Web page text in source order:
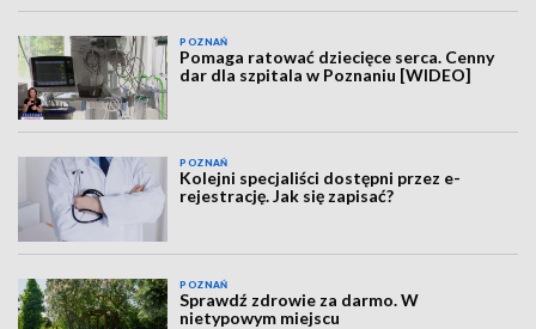
POZNAŃ
Pomaga ratować dziecięce serca. Cenny
dar dla szpitala w Poznaniu [WIDEO]
POZNAŃ
Kolejni specjaliści dostępni przez e-
rejestrację. Jak się zapisać?
POZNAŃ
Sprawdź zdrowie za darmo. W
nietypowym miejscu